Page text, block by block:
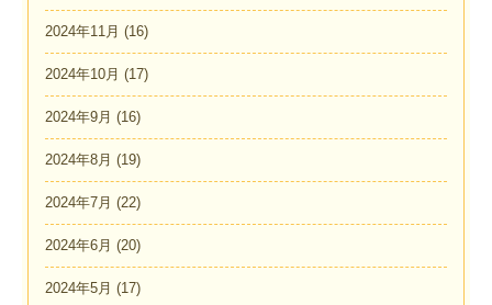
2024年11月 (16)
2024年10月 (17)
2024年9月 (16)
2024年8月 (19)
2024年7月 (22)
2024年6月 (20)
2024年5月 (17)